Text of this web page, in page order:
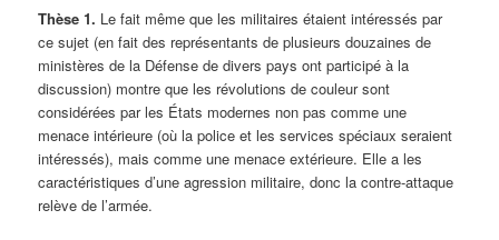
Thèse 1. Le fait même que les militaires étaient intéressés par
ce sujet (en fait des représentants de plusieurs douzaines de
ministères de la Défense de divers pays ont participé à la
discussion) montre que les révolutions de couleur sont
considérées par les États modernes non pas comme une
menace intérieure (où la police et les services spéciaux seraient
intéressés), mais comme une menace extérieure. Elle a les
caractéristiques d’une agression militaire, donc la contre-attaque
relève de l’armée.